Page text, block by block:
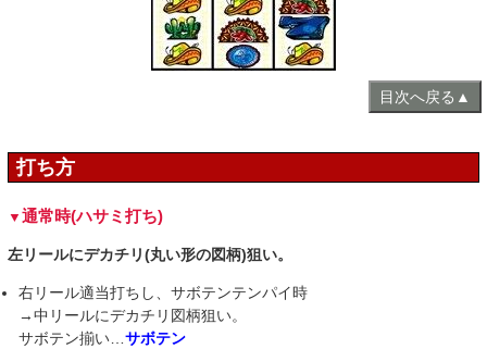
目次へ戻る▲
打ち方
通常時(ハサミ打ち)
左リールにデカチリ(丸い形の図柄)狙い。
右リール適当打ちし、サボテンテンパイ時
→中リールにデカチリ図柄狙い。
サボテン揃い…サボテン